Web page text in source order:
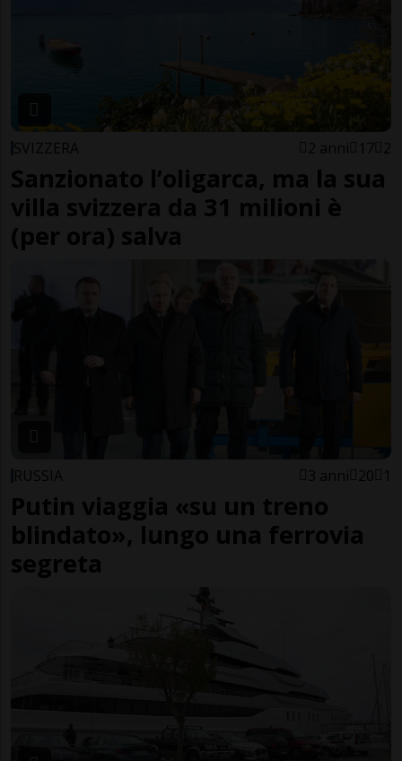
SVIZZERA 2 anni 17 2
Sanzionato l’oligarca, ma la sua
villa svizzera da 31 milioni è
(per ora) salva
RUSSIA 3 anni 20 1
Putin viaggia «su un treno
blindato», lungo una ferrovia
segreta